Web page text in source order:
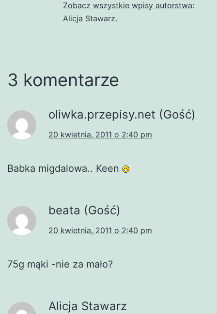
Zobacz wszystkie wpisy autorstwa:
Alicja Stawarz.
3 komentarze
oliwka.przepisy.net (Gość)
20 kwietnia, 2011 o 2:40 pm
Babka migdalowa.. Keen
beata (Gość)
20 kwietnia, 2011 o 2:40 pm
75g mąki -nie za mało?
Alicja Stawarz